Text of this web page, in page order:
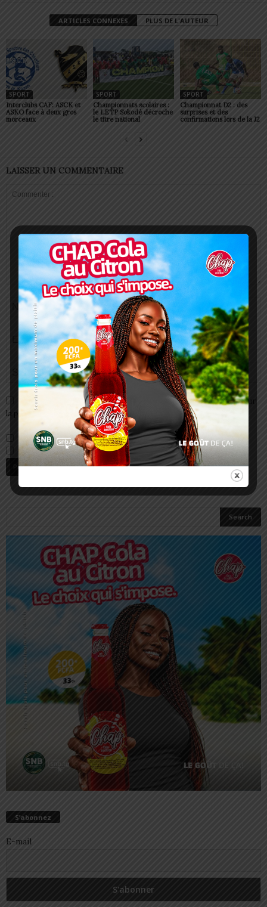
ARTICLES CONNEXES PLUS DE L'AUTEUR
SPORT
Interclubs CAF: ASCK et
ASKO face à deux gros
morceaux
SPORT
Championnats scolaires :
le LETP Sokodé décroche
le titre national
SPORT
Championnat D2 : des
surprises et des
confirmations lors de la J2
LAISSER UN COMMENTAIRE
Enregistrer mon nom, email et site web dans ce navigateur pour
la prochaine fois que je commenterai.
Prévenez-moi de tous les nouveaux commentaires par e-mail.
Prévenez-moi de tous les nouveaux articles par e-mail.
S’abonnez
E-mail